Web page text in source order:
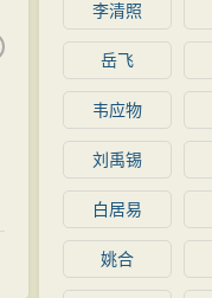
李清照
岳飞
韦应物
刘禹锡
白居易
姚合